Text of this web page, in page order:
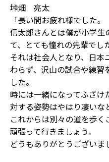
垰畑 亮太
「長い間お疲れ様でした。
信太郎さんとは僕が小学生
て、とても憧れの先輩でし
それは社会人となり、日
わらず、沢山の試合や練習
した。
時には一緒になってふざ
対する姿勢はやはり凄いな
これからは別々の道を歩
頑張って行きましょう。
どうもありがとうございま